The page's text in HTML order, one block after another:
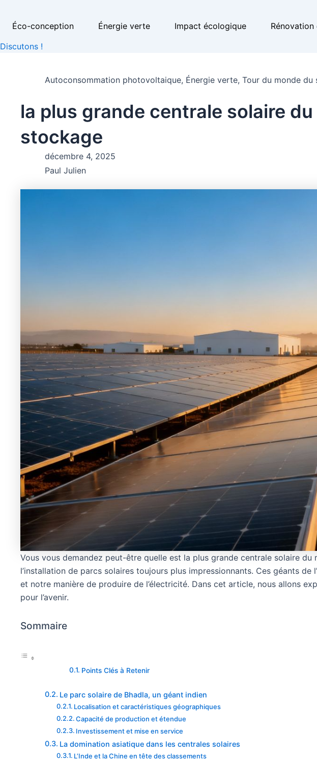
Éco-conception Énergie verte Impact écologique
Discutons !
Autoconsommation photovoltaique, Énergie verte, Tour du monde du
la plus grande centrale solaire
stockage
décembre 4, 2025
Paul Julien
Vous vous demandez peut-être quelle est la plus grande centrale solaire
l’installation de parcs solaires toujours plus impressionnants. Ces géants
et notre manière de produire de l’électricité. Dans cet article, nous allons
pour l’avenir.
Sommaire
Points Clés à Retenir
Le parc solaire de Bhadla, un géant indien
Localisation et caractéristiques géographiques
Capacité de production et étendue
Investissement et mise en service
La domination asiatique dans les centrales solaires
L’Inde et la Chine en tête des classements